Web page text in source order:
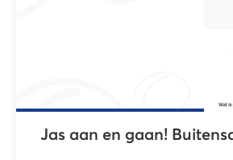
Jas aan en gaan!